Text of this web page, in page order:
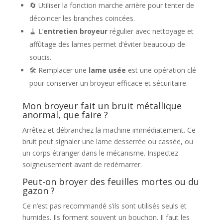
🔄 Utiliser la fonction marche arrière pour tenter de
décoincer les branches coincées.
🧹 L’entretien broyeurrégulier avec nettoyage et
affûtage des lames permet d’éviter beaucoup de
soucis.
🛠️ Remplacer une lame usée est une opération clé
pour conserver un broyeur efficace et sécuritaire.
Mon broyeur fait un bruit métallique
anormal, que faire ?
Arrêtez et débranchez la machine immédiatement. Ce
bruit peut signaler une lame desserrée ou cassée, ou
un corps étranger dans le mécanisme. Inspectez
soigneusement avant de redémarrer.
Peut-on broyer des feuilles mortes ou du
gazon ?
Ce n’est pas recommandé s’ils sont utilisés seuls et
humides. Ils forment souvent un bouchon. Il faut les